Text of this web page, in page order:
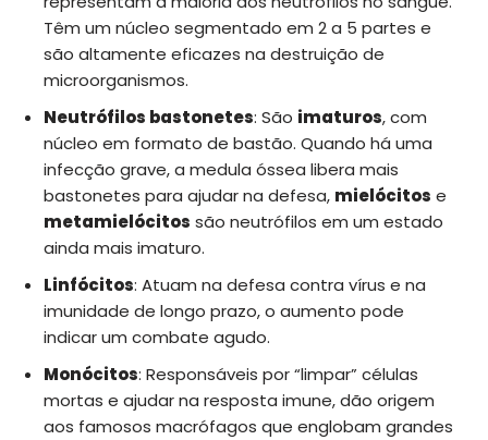
Têm um núcleo segmentado em 2 a 5 partes e
são altamente eficazes na destruição de
microorganismos.
Neutrófilos bastonetes: São imaturos, com
núcleo em formato de bastão. Quando há uma
infecção grave, a medula óssea libera mais
bastonetes para ajudar na defesa, mielócitos e
metamielócitos são neutrófilos em um estado
ainda mais imaturo.
Linfócitos: Atuam na defesa contra vírus e na
imunidade de longo prazo, o aumento pode
indicar um combate agudo.
Monócitos: Responsáveis por “limpar” células
mortas e ajudar na resposta imune, dão origem
aos famosos macrófagos que englobam grandes